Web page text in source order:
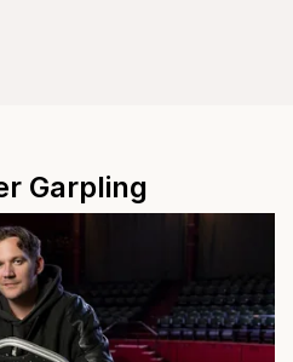
Garpling